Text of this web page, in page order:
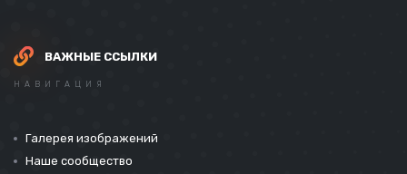
ВАЖНЫЕ ССЫЛКИ
НАВИГАЦИЯ
Галерея изображений
Наше сообщество